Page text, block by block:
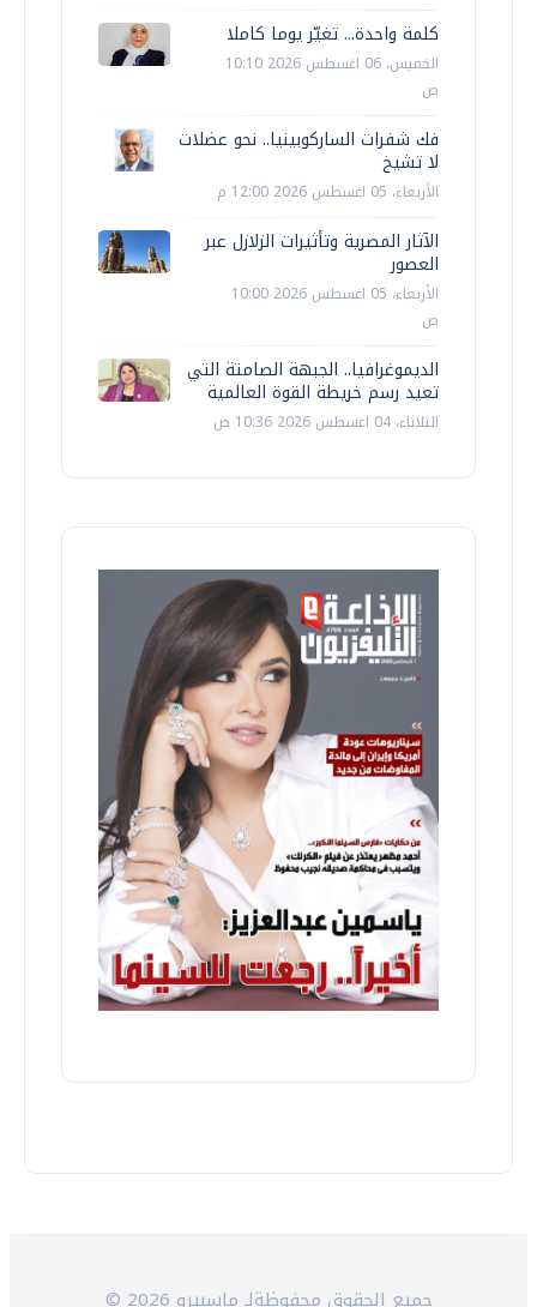
كلمة واحدة... تغيّر يوما كاملا
الخميس، 06 اغسطس 2026 10:10
ص
فك شفرات الساركوبينيا.. نحو عضلات
لا تشيخ
الأربعاء، 05 اغسطس 2026 12:00 م
الآثار المصرية وتأثيرات الزلازل عبر
العصور
الأربعاء، 05 اغسطس 2026 10:00
ص
الديموغرافيا.. الجبهة الصامتة التي
تعيد رسم خريطة القوة العالمية
الثلاثاء، 04 اغسطس 2026 10:36 ص
© 2026 جميع الحقوق محفوظةلـ ماسبيرو